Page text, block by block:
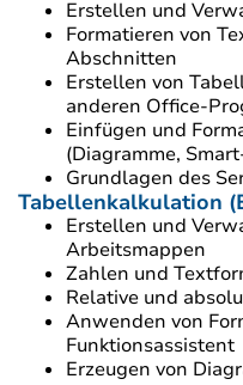
Erstellen und
Formatieren von
Abschnitten
Erstellen von
anderen Office-
Einfügen und
(Diagramme,
Grundlagen des
Tabellenkalkulation
Erstellen und
Arbeitsmappen
Zahlen und
Relative und
Anwenden von
Funktionsassistent
Erzeugen von